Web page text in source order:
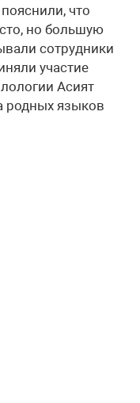
что
но большую
сотрудники
участие
Асият
родных языков